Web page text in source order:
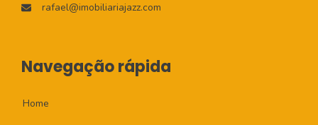
rafael@imobiliariajazz.com
Navegação rápida
Home